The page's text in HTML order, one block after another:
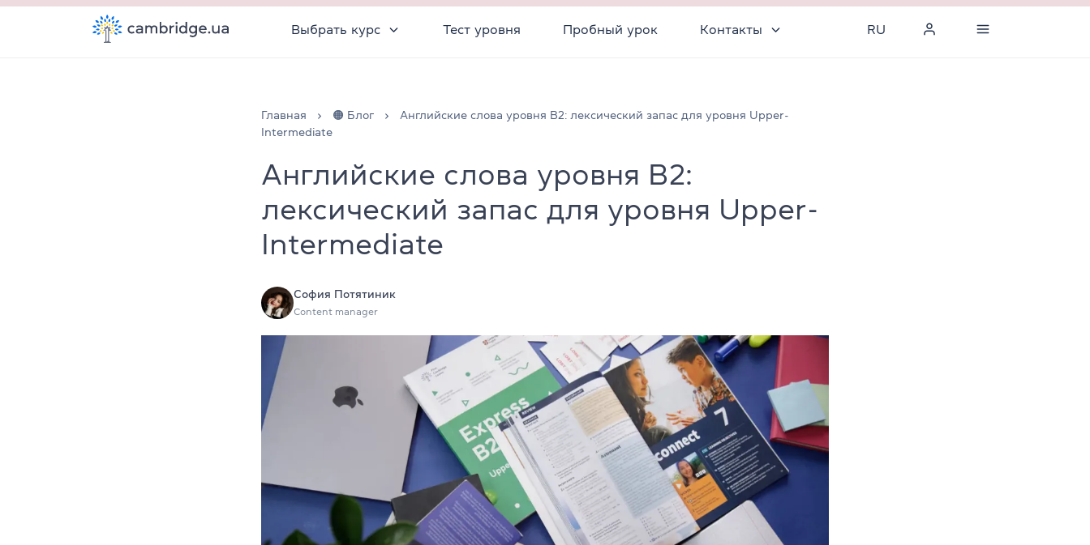
Выбрать курс Тест уровня Пробный урок Контакты RU
Главная 🟠 Блог
Английские слова уровня B2: лексический запас для уровня Upper-
Intermediate
Английские слова уровня B2:
лексический запас для уровня Upper-
Intermediate
София Потятиник
Content manager